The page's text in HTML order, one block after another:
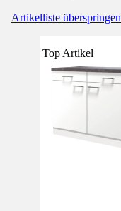
Artikelliste überspringen
Top Artikel